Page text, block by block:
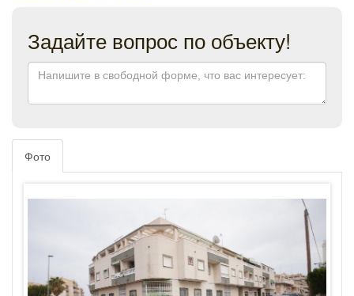
Задайте вопрос по объекту!
Фото